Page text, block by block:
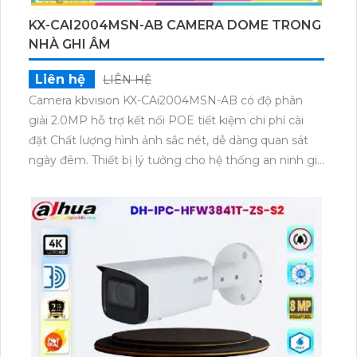
KX-CAI2004MSN-AB CAMERA DOME TRONG
NHÀ GHI ÂM
Liên hệ
LIÊN HỆ
Camera kbvision KX-CAi2004MSN-AB có độ phân
giải 2.0MP hỗ trợ kết nối POE tiết kiệm chi phí cài
đặt Chất lượng hình ảnh sắc nét, dễ dàng quan sát
ngày đêm. Thiết bị lý tưởng cho hệ thống an ninh gia
chức năng hàng rào ảo và bảo vệ vùng đai, giúp phân
biệt người và đối tượng khác nhau một cách dễ
dàng. Điểm đặc biệt của sản phẩm là khả năng
chống ngược sáng DWDR 120db giúp hình ảnh trở
nên rõ ràng hơn trong các tình huống có ánh sáng
mạnhCamera quan sát KX-CAi2004MSN-AB là sản
phẩm chuyên dụng với chế độ riêng tư khanh vùng
IP POE. Sử dụng công nghệ nổi bật trên chip